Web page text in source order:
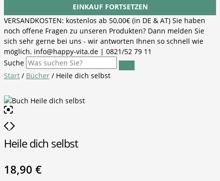
EINKAUF FORTSETZEN
VERSANDKOSTEN: kostenlos ab 50,00€ (in DE & AT) Sie haben
noch offene Fragen zu unseren Produkten? Dann melden Sie
sich sehr gerne bei uns - wir antworten Ihnen so schnell wie
möglich. info@happy-vita.de | 0821/52 79 11
Suche
Start / Bücher / Heile dich selbst
Heile dich selbst
18,90 €